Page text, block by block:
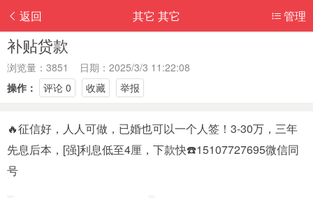
返回 管理
其它 其它
补贴贷款
浏览量：3851 日期：2025/3/3 11:22:08
操作：
评论 0 收藏 举报
🔥征信好，人人可做，已婚也可以一个人签！3-30万，三年
先息后本，[强]利息低至4厘，下款快☎️15107727695微信同
号